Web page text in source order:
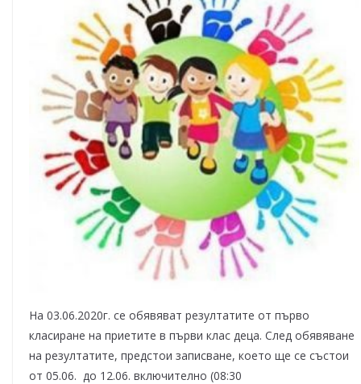
На 03.06.2020г. се обявяват резултатите от първо
класиране на приетите в първи клас деца. След обявяване
на резултатите, предстои записване, което ще се състои
от 05.06. до 12.06. включително (08:30